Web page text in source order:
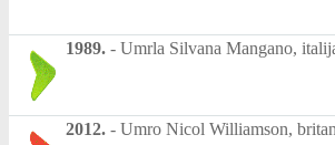
1989. - Umrla Silvana Mangano,
2012. - Umro Nicol Williamson,